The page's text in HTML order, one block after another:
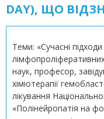
DAY), ЩО
Теми: «Сучасні
наук, професор,
хіміотерапії
лікування
«Полінейропатія на